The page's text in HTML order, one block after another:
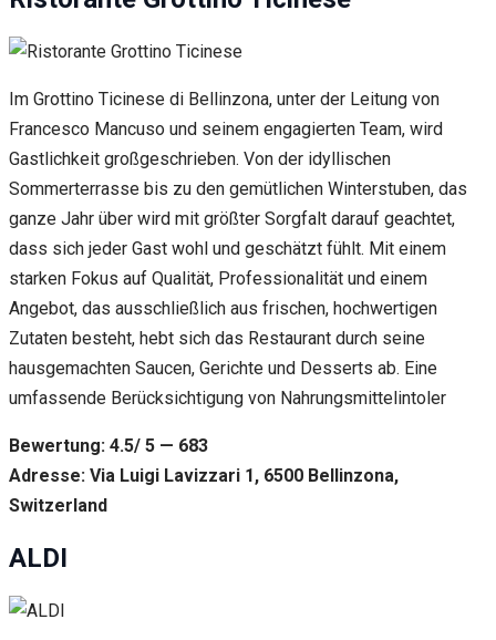
Im Grottino Ticinese di Bellinzona, unter der Leitung von
Francesco Mancuso und seinem engagierten Team, wird
Gastlichkeit großgeschrieben. Von der idyllischen
Sommerterrasse bis zu den gemütlichen Winterstuben, das
ganze Jahr über wird mit größter Sorgfalt darauf geachtet,
dass sich jeder Gast wohl und geschätzt fühlt. Mit einem
starken Fokus auf Qualität, Professionalität und einem
Angebot, das ausschließlich aus frischen, hochwertigen
Zutaten besteht, hebt sich das Restaurant durch seine
hausgemachten Saucen, Gerichte und Desserts ab. Eine
umfassende Berücksichtigung von Nahrungsmittelintoler
Bewertung: 4.5/ 5 — 683
Adresse: Via Luigi Lavizzari 1, 6500 Bellinzona,
Switzerland
ALDI